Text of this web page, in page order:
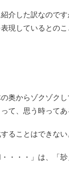
介した訳なので
現しているとのこ
奥からゾクゾク
て、思う時ってあ
ることはできない
・・・」は、「玅